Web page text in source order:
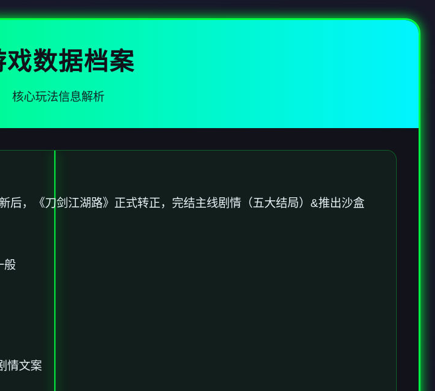
戏数据档案
核心玩法信息解析
，《刀剑江湖路》正式转正，完结主线剧情（五大结局）&推出沙盒
般
情文案